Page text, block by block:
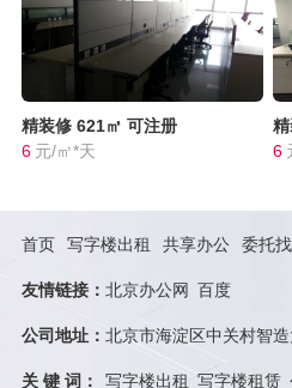
精装修 621㎡ 可注册
6 元/㎡*天
6
首页 写字楼出租 共享办公 委托
友情链接： 北京办公网 百度
公司地址： 北京市海淀区中关村智
关 键 词： 写字楼出租 写字楼租赁